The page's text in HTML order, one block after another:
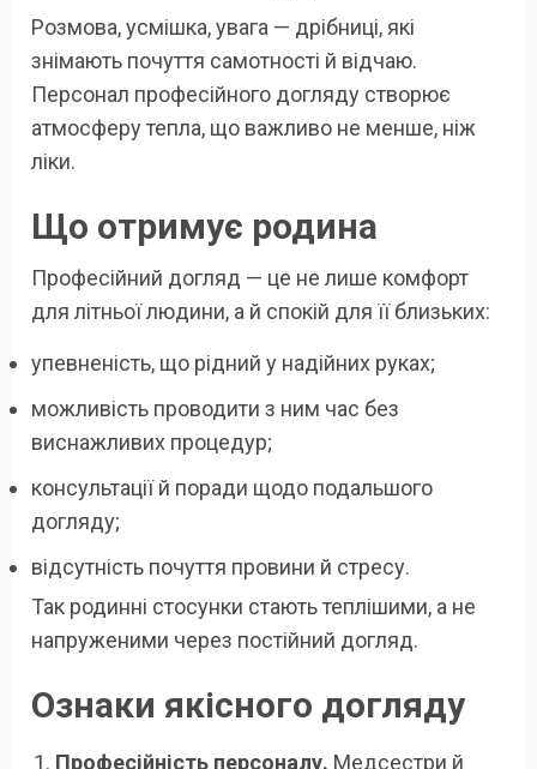
Розмова, усмішка, увага — дрібниці, які
знімають почуття самотності й відчаю.
Персонал професійного догляду створює
атмосферу тепла, що важливо не менше, ніж
ліки.
Що отримує родина
Професійний догляд — це не лише комфорт
для літньої людини, а й спокій для її близьких:
упевненість, що рідний у надійних руках;
можливість проводити з ним час без
виснажливих процедур;
консультації й поради щодо подальшого
догляду;
відсутність почуття провини й стресу.
Так родинні стосунки стають теплішими, а не
напруженими через постійний догляд.
Ознаки якісного догляду
Професійність персоналу. Медсестри й